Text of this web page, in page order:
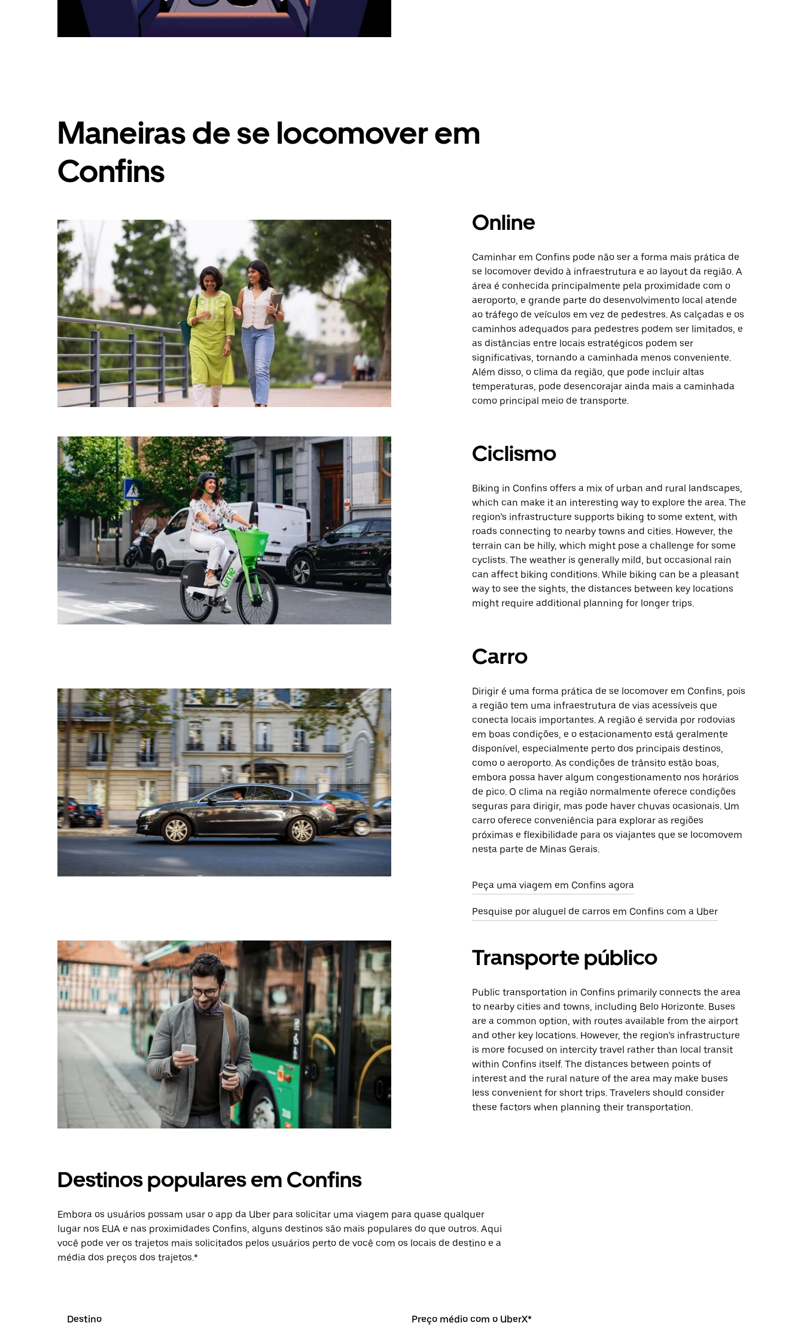
Maneiras de se locomover em
Confins
Online
Caminhar em Confins pode não ser a forma mais prática de
se locomover devido à infraestrutura e ao layout da região. A
área é conhecida principalmente pela proximidade com o
aeroporto, e grande parte do desenvolvimento local atende
ao tráfego de veículos em vez de pedestres. As calçadas e os
caminhos adequados para pedestres podem ser limitados, e
as distâncias entre locais estratégicos podem ser
significativas, tornando a caminhada menos conveniente.
Além disso, o clima da região, que pode incluir altas
temperaturas, pode desencorajar ainda mais a caminhada
como principal meio de transporte.
Ciclismo
Biking in Confins offers a mix of urban and rural landscapes,
which can make it an interesting way to explore the area. The
region’s infrastructure supports biking to some extent, with
roads connecting to nearby towns and cities. However, the
terrain can be hilly, which might pose a challenge for some
cyclists. The weather is generally mild, but occasional rain
can affect biking conditions. While biking can be a pleasant
way to see the sights, the distances between key locations
might require additional planning for longer trips.
Carro
Dirigir é uma forma prática de se locomover em Confins, pois
a região tem uma infraestrutura de vias acessíveis que
conecta locais importantes. A região é servida por rodovias
em boas condições, e o estacionamento está geralmente
disponível, especialmente perto dos principais destinos,
como o aeroporto. As condições de trânsito estão boas,
embora possa haver algum congestionamento nos horários
de pico. O clima na região normalmente oferece condições
seguras para dirigir, mas pode haver chuvas ocasionais. Um
carro oferece conveniência para explorar as regiões
próximas e flexibilidade para os viajantes que se locomovem
nesta parte de Minas Gerais.
Peça uma viagem em Confins agora
Pesquise por aluguel de carros em Confins com a Uber
Transporte público
Public transportation in Confins primarily connects the area
to nearby cities and towns, including Belo Horizonte. Buses
are a common option, with routes available from the airport
and other key locations. However, the region’s infrastructure
is more focused on intercity travel rather than local transit
within Confins itself. The distances between points of
interest and the rural nature of the area may make buses
less convenient for short trips. Travelers should consider
these factors when planning their transportation.
Destinos populares em Confins
Embora os usuários possam usar o app da Uber para solicitar uma viagem para quase qualquer
lugar nos EUA e nas proximidades Confins, alguns destinos são mais populares do que outros. Aqui
você pode ver os trajetos mais solicitados pelos usuários perto de você com os locais de destino e a
média dos preços dos trajetos.*
Destino Preço médio com o UberX*